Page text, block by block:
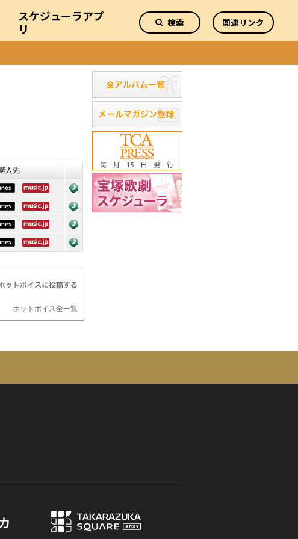
スケジューラアプ
リ
検索 関連リンク
入先
ホットボイス全一覧